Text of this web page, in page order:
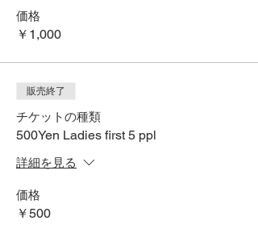
価格
￥1,000
販売終了
チケットの種類
500Yen Ladies first 5 ppl
詳細を見る
価格
￥500